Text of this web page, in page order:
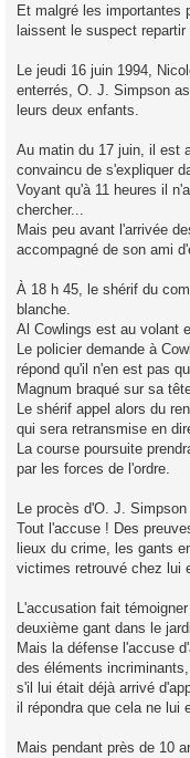
Et malgré les importantes
laissent le suspect
Le jeudi 16 juin 1994,
enterrés, O. J. Simpson
leurs deux enfants.
Au matin du 17 juin, il est
convaincu de s'expliquer
Voyant qu'à 11 heures il
chercher...
Mais peu avant l'arrivée
accompagné de son ami
À 18 h 45, le shérif du
blanche.
Al Cowlings est au volant
Le policier demande à
répond qu'il n'en est pas
Magnum braqué sur sa
Le shérif appel alors du
qui sera retransmise en
La course poursuite
par les forces de l'ordre.
Le procès d'O. J.
Tout l'accuse ! Des
lieux du crime, les gants
victimes retrouvé chez lui
L'accusation fait
deuxième gant dans le
Mais la défense l'accuse
des éléments
s'il lui était déjà arrivé
il répondra que cela ne lui
Mais pendant près de 10